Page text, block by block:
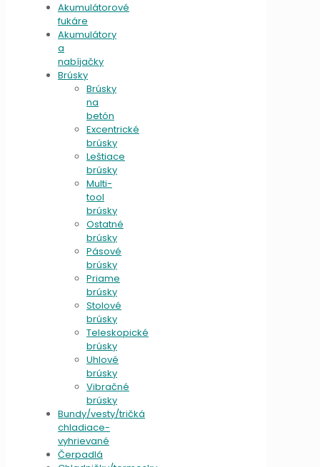
Akumulátorové
fukáre
Akumulátory
a
nabíjačky
Brúsky
Brúsky
na
betón
Excentrické
brúsky
Leštiace
brúsky
Multi-
tool
brúsky
Ostatné
brúsky
Pásové
brúsky
Priame
brúsky
Stolové
brúsky
Teleskopické
brúsky
Uhlové
brúsky
Vibračné
brúsky
Bundy/vesty/tričká
chladiace-
vyhrievané
Čerpadlá